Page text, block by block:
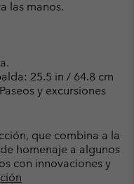
las manos.
25.5 in / 64.8 cm
y excursiones
que combina a la
homenaje a algunos
con innovaciones y